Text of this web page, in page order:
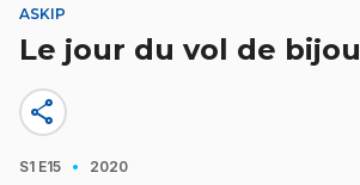
ASKIP
Le jour du vol de bijou
share
S1 E15 · 2020